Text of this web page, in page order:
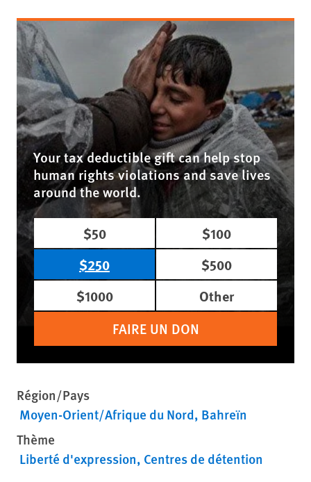
Your tax deductible gift can help stop
human rights violations and save lives
around the world.
$50
$100
$250
$500
$1000
Other
FAIRE UN DON
Région/Pays
Moyen-Orient/Afrique du Nord Bahreïn
Thème
Liberté d'expression Centres de détention